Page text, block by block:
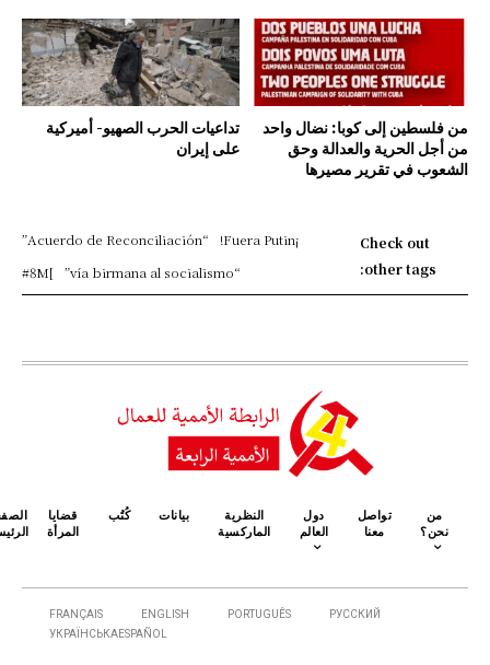
من فلسطين إلى كوبا: نضال واحد
من أجل الحرية والعدالة وحق
الشعوب في تقرير مصيرها
تداعيات الحرب الصهيو- أميركية
على إيران
Check out
other tags:
¡Fuera Putin!
“Acuerdo de Reconciliación”
“vía birmana al socialismo”
]
#8M
من
نحن؟
تواصل
معنا
دول
العالم
النظرية
الماركسية
بيانات كُتُب
قضايا
المرأة
РУССКИЙ
PORTUGUÊS
ENGLISH
FRANÇAIS
ESPAÑOL
УКРАЇНСЬКА